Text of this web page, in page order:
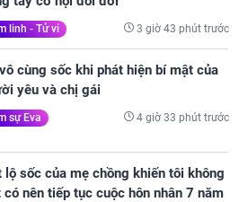
tay cơ hội đổi đời
linh - Tử vi 3 giờ 43 phút trước
vô cùng sốc khi phát hiện bí mật của
yêu và chị gái
sự Eva 4 giờ 33 phút trước
lộ sốc của mẹ chồng khiến tôi không